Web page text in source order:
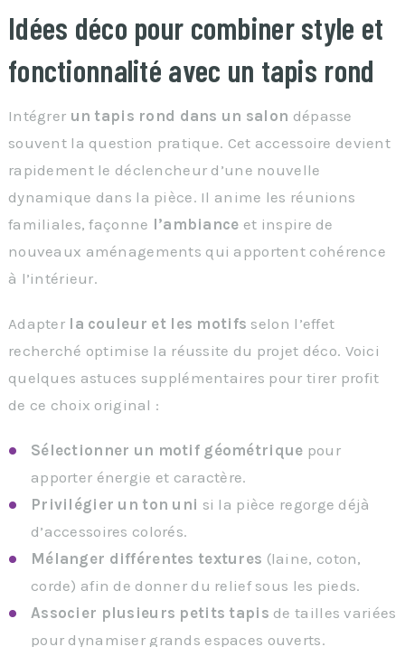
Idées déco pour combiner style et
fonctionnalité avec un tapis rond
Intégrer un tapis rond dans un salon dépasse
souvent la question pratique. Cet accessoire devient
rapidement le déclencheur d’une nouvelle
dynamique dans la pièce. Il anime les réunions
familiales, façonne l’ambiance et inspire de
nouveaux aménagements qui apportent cohérence
à l’intérieur.
Adapter la couleur et les motifs selon l’effet
recherché optimise la réussite du projet déco. Voici
quelques astuces supplémentaires pour tirer profit
de ce choix original :
Sélectionner un motif géométrique pour
apporter énergie et caractère.
Privilégier un ton uni si la pièce regorge déjà
d’accessoires colorés.
Mélanger différentes textures (laine, coton,
corde) afin de donner du relief sous les pieds.
Associer plusieurs petits tapis de tailles variées
pour dynamiser grands espaces ouverts.